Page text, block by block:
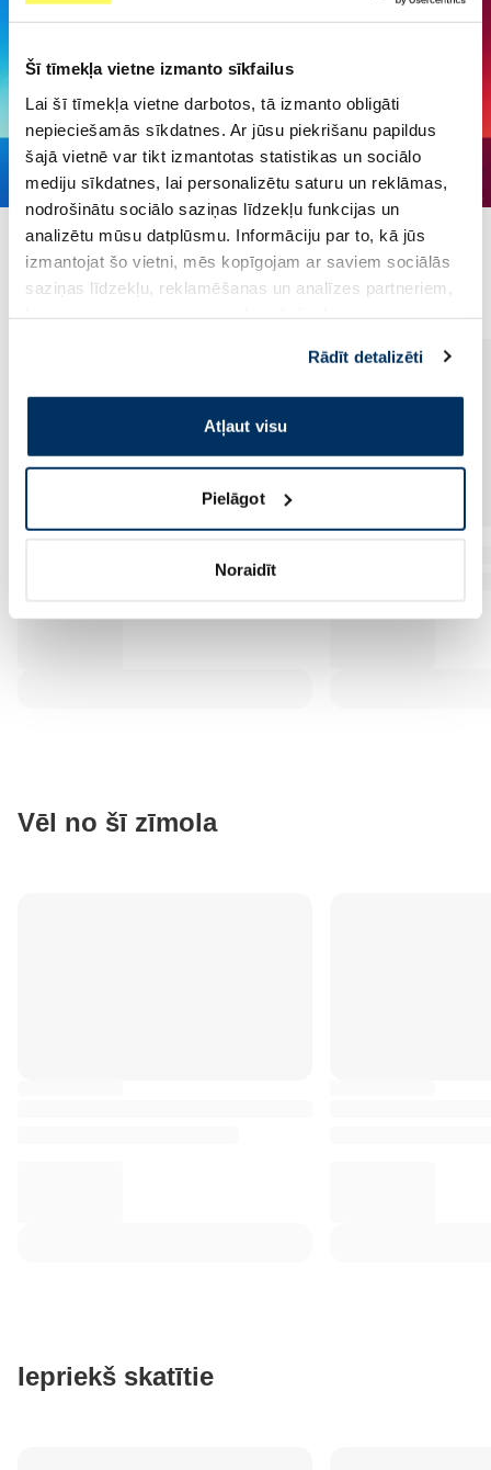
Šī tīmekļa vietne izmanto sīkfailus
Lai šī tīmekļa vietne darbotos, tā izmanto obligāti
nepieciešamās sīkdatnes. Ar jūsu piekrišanu papildus
šajā vietnē var tikt izmantotas statistikas un sociālo
mediju sīkdatnes, lai personalizētu saturu un reklāmas,
nodrošinātu sociālo saziņas līdzekļu funkcijas un
analizētu mūsu datplūsmu. Informāciju par to, kā jūs
izmantojat šo vietni, mēs kopīgojam ar saviem sociālās
saziņas līdzekļu, reklamēšanas un analīzes partneriem,
pakalpojumus. Ja piekrītat šo papildu sīkdatņu
izmantošanai, lūdzu, atzīmējiet savu izvēli:
Rādīt detalizēti
Atļaut visu
Pielāgot
Noraidīt
Populārākie kategorijā
Vēl no šī zīmola
Iepriekš skatītie